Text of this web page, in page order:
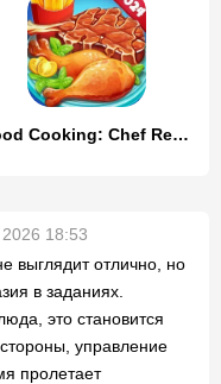
Food Cooking: Chef Restaurant
18:53
выглядит отлично, но
в заданиях.
это становится
управление
пролетает